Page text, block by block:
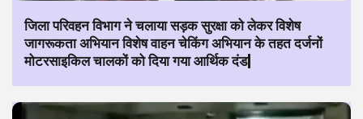
जिला परिवहन विभाग ने चलाया सड़क सुरक्षा को लेकर विशेष
जागरूकता अभियान विशेष वाहन चेकिंग अभियान के तहत दर्जनों
मोटरसाइकिल चालकों को दिया गया आर्थिक दंड|